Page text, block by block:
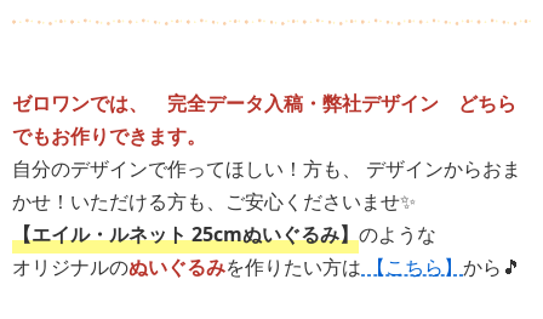
ゼロワンでは、 完全データ入稿・弊社デザイン どちら
でもお作りできます。
自分のデザインで作ってほしい！方も、 デザインからおま
かせ！いただける方も、ご安心くださいませ✨
【エイル・ルネット 25cmぬいぐるみ】のような
オリジナルのぬいぐるみを作りたい方は 【こちら】 から🎵